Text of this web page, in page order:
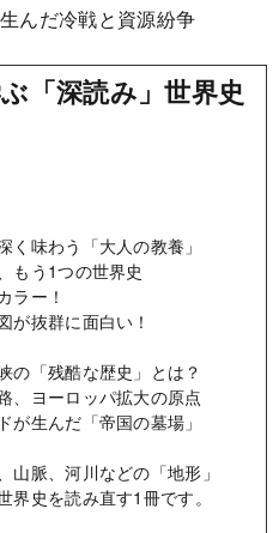
だ冷戦と資源紛争
「深読み」世界史
く味わう「大人の教養」
もう1つの世界史
ラー！
が抜群に面白い！
の「残酷な歴史」とは？
、ヨーロッパ拡大の原点
生んだ「帝国の墓場」
山脈、河川などの「地形」
界史を読み直す1冊です。